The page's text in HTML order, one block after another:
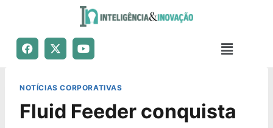
NOTÍCIAS CORPORATIVAS
Fluid Feeder conquista